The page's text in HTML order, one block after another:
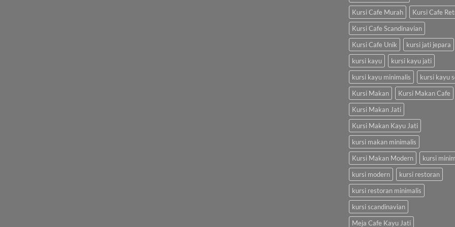
Kursi Cafe Murah
Kursi Cafe
Kursi Cafe Scandinavian
Kursi Cafe Unik
kursi jati jepara
kursi kayu
kursi kayu jati
kursi kayu minimalis
kursi kayu
Kursi Makan
Kursi Makan Cafe
Kursi Makan Jati
Kursi Makan Kayu Jati
kursi makan minimalis
Kursi Makan Modern
kursi
kursi modern
kursi restoran
kursi restoran minimalis
kursi scandinavian
Meja Cafe Kayu Jati